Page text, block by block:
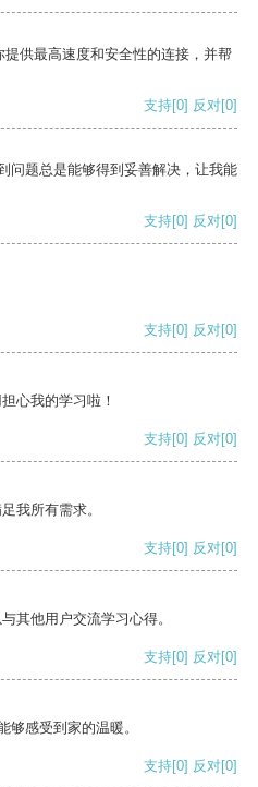
供最高速度和安全性的连接，并帮
支持[0] 反对[0]
问题总是能够得到妥善解决，让我能
支持[0] 反对[0]
支持[0] 反对[0]
心我的学习啦！
支持[0] 反对[0]
我所有需求。
支持[0] 反对[0]
其他用户交流学习心得。
支持[0] 反对[0]
够感受到家的温暖。
支持[0] 反对[0]